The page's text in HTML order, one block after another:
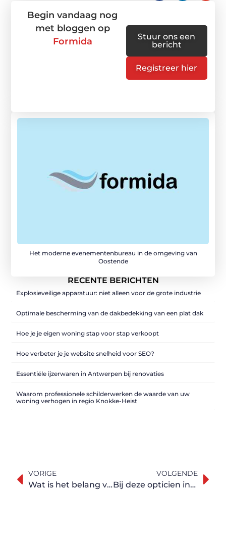
Het moderne evenementenbureau in de omgeving van
Oostende
RECENTE BERICHTEN
Explosieveilige apparatuur: niet alleen voor de grote industrie
Optimale bescherming van de dakbedekking van een plat dak
Hoe je je eigen woning stap voor stap verkoopt
Hoe verbeter je je website snelheid voor SEO?
Essentiële ijzerwaren in Antwerpen bij renovaties
Waarom professionele schilderwerken de waarde van uw
woning verhogen in regio Knokke-Heist
Begin vandaag nog
met bloggen op
Formida
Stuur ons een
bericht
Registreer hier
VORIGE
Wat is het belang van bouwhekken?
VOLGENDE
Bij deze opticien in Antwerpen ben je in de beste handen